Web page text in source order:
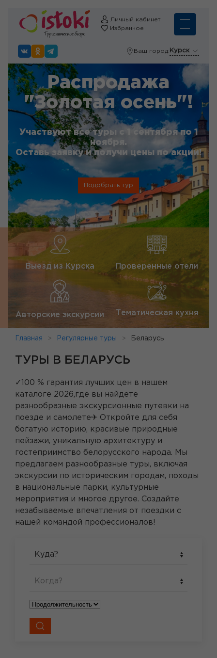
Личный кабинет
Избранное
Ваш город: Курск
Распродажа
"Золотая осень"!
Участвуют все туры с 1 сентября по 1
ноября.
Оставь заявку и получи цены по акции!
Подобрать тур
Выезд из Курска Проверенные отели
Авторские экскурсии Тематическая кухня
Главная Регулярные туры Беларусь
ТУРЫ В БЕЛАРУСЬ
✓100 % гарантия лучших цен в нашем
каталоге 2026,где вы найдете
разнообразные экскурсионные путевки на
поезде и самолете✈ Откройте для себя
богатую историю, красивые природные
пейзажи, уникальную архитектуру и
гостеприимство белорусского народа. Мы
предлагаем разнообразные туры, включая
экскурсии по историческим городам, походы
в национальные парки, культурные
мероприятия и многое другое. Создайте
незабываемые впечатления от поездки с
нашей командой профессионалов!
Куда?
Когда?